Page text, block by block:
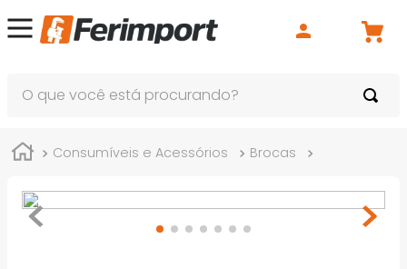
Consumíveis e Acessórios Brocas